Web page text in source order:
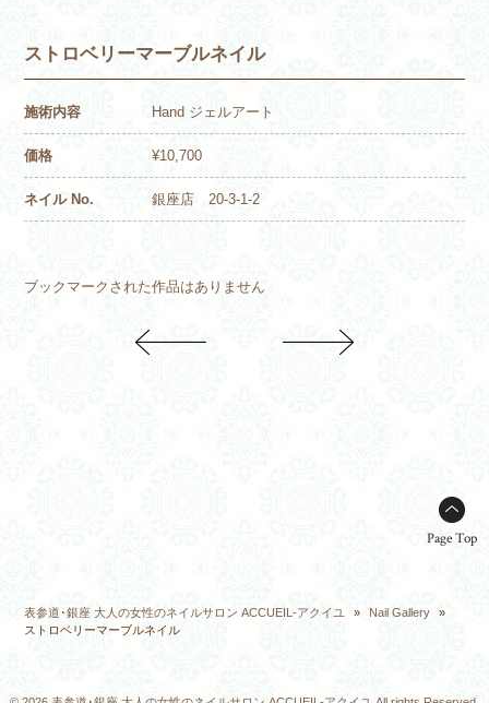
ストロベリーマーブルネイル
施術内容 Hand ジェルアート
価格 ¥10,700
ネイル No. 銀座店 20-3-1-2
ブックマークされた作品はありません
Page Top
表参道･銀座 大人の女性のネイルサロン ACCUEIL-アクイユ » Nail Gallery
»
ストロベリーマーブルネイル